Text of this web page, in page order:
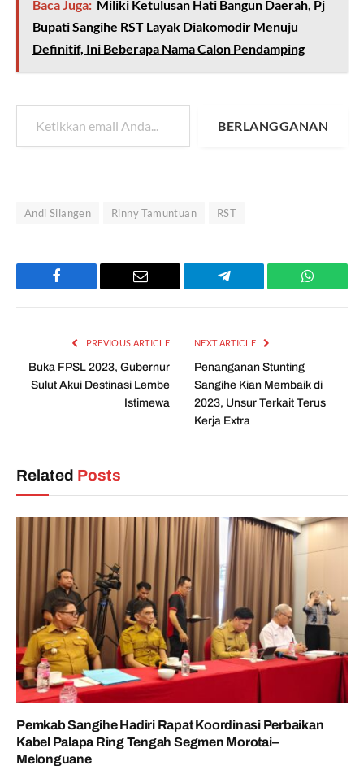
Baca Juga: Miliki Ketulusan Hati Bangun Daerah, Pj
Bupati Sangihe RST Layak Diakomodir Menuju
Definitif, Ini Beberapa Nama Calon Pendamping
Ketikkan email Anda...
BERLANGGANAN
Andi Silangen Rinny Tamuntuan RST
Facebook Email Telegram
PREVIOUS ARTICLE
Buka FPSL 2023, Gubernur
Sulut Akui Destinasi Lembe
Istimewa
NEXT ARTICLE
Penanganan Stunting
Sangihe Kian Membaik di
2023, Unsur Terkait Terus
Kerja Extra
Related Posts
Pemkab Sangihe Hadiri Rapat Koordinasi Perbaikan
Kabel Palapa Ring Tengah Segmen Morotai–
Melonguane